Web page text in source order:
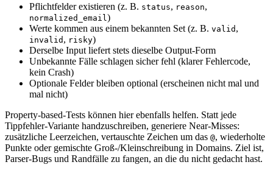
Pflichtfelder existieren (z. B. status, reason,
normalized_email )
Werte kommen aus einem bekannten Set (z. B. valid ,
invalid , risky)
Derselbe Input liefert stets dieselbe Output‑Form
Unbekannte Fälle schlagen sicher fehl (klarer Fehlercode,
kein Crash)
Optionale Felder bleiben optional (erscheinen nicht mal und
mal nicht)
Property‑based‑Tests können hier ebenfalls helfen. Statt jede
Tippfehler‑Variante handzuschreiben, generiere Near‑Misses:
zusätzliche Leerzeichen, vertauschte Zeichen um das @, wiederholte
Punkte oder gemischte Groß-/Kleinschreibung in Domains. Ziel ist,
Parser‑Bugs und Randfälle zu fangen, an die du nicht gedacht hast.